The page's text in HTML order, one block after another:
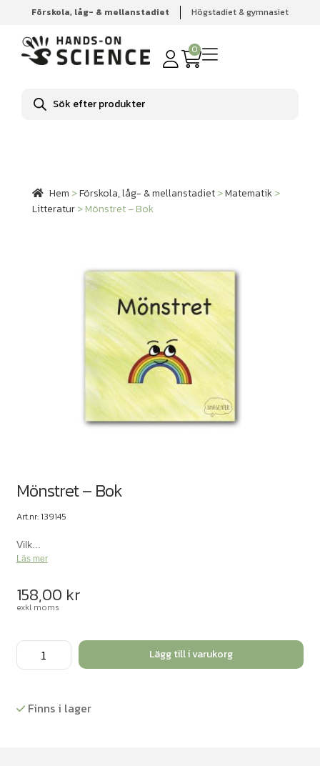
Förskola, låg- & mellanstadiet Högstadiet & gymnasiet
0
Produktsökning
Hem Förskola, låg- & mellanstadiet
Matematik
Litteratur
Mönstret – Bok
Hem >Förskola, låg- & mellanstadiet>Matematik>
Litteratur>Mönstret – Bok
Mönstret – Bok
Art.nr: 139145
Vilk...
Läs mer
158,00 kr
exkl moms
Mönstret
-
mängd
Lägg till i varukorg
Finns i lager